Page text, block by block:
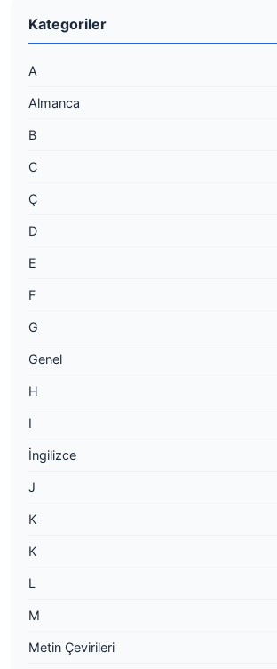
Kategoriler
A
Almanca
B
C
Ç
D
E
F
G
Genel
H
I
İngilizce
J
K
K
L
M
Metin Çevirileri